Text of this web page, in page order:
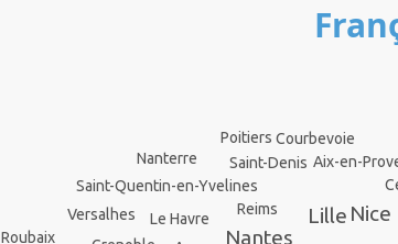
Nice
Nantes
Lille
Reims
Le Havre
Aix-en-
Saint-Quentin-en-Yvelines
Saint-Denis
Roubaix
Nanterre
Poitiers
Versalhes
Courbevoie